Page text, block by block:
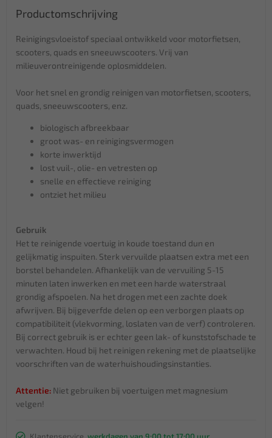
Productomschrijving
Reinigingsvloeistof speciaal ontwikkeld voor motorfietsen,
scooters, quads en sneeuwscooters. Vrij van
milieuverontreinigende oplosmiddelen.
Voor het snel en grondig reinigen van motorfietsen, scooters,
quads, sneeuwscooters, enz.
biologisch afbreekbaar
groot was- en reinigingsvermogen
korte inwerktijd
lost vuil-, olie- en vetresten op
snelle en effectieve reiniging
ontziet het milieu
Gebruik
Het te reinigende voertuig in koude toestand dun en
gelijkmatig inspuiten. Sterk vervuilde plaatsen extra met een
borstel behandelen. Afhankelijk van de vervuiling 5-15
minuten laten inwerken en met een harde waterstraal
grondig afspoelen. Na het drogen met een zachte doek
afwrijven. Bij bijgeverfde delen op een verborgen plaats op
compatibiliteit (vlekvorming, loslaten van de verf) controleren.
Bij correct gebruik is er echter geen lak- of kunststofschade te
verwachten. Houd bij het reinigen rekening met de plaatselijke
voorschriften van de waterhuishoudingsinstanties.
Attentie: Niet gebruiken bij voertuigen met magnesium
velgen!